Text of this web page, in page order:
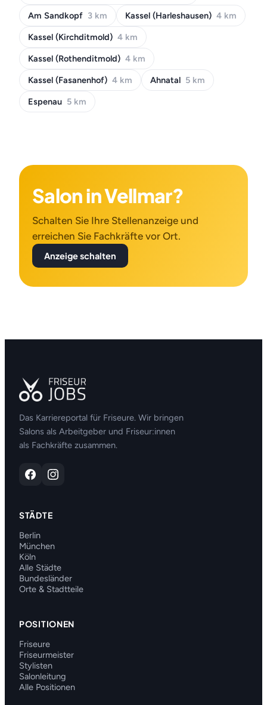
Am Sandkopf 3 km Kassel (Harleshausen) 4 km
Kassel (Kirchditmold) 4 km
Kassel (Rothenditmold) 4 km
Kassel (Fasanenhof) 4 km Ahnatal 5 km
Espenau 5 km
Salon in Vellmar?
Schalten Sie Ihre Stellenanzeige und
erreichen Sie Fachkräfte vor Ort.
Anzeige schalten
Das Karriereportal für Friseure. Wir bringen
Salons als Arbeitgeber und Friseur:innen
als Fachkräfte zusammen.
STÄDTE
Berlin
München
Köln
Alle Städte
Bundesländer
Orte & Stadtteile
POSITIONEN
Friseure
Friseurmeister
Stylisten
Salonleitung
Alle Positionen